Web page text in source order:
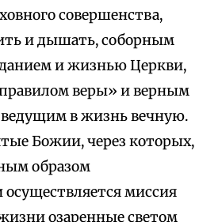
совершенства,
и дышать, соборным
и жизнью Церкви,
веры» и верным
в жизнь вечную.
Божии, через которых,
образом
осуществляется миссия
озаренные светом